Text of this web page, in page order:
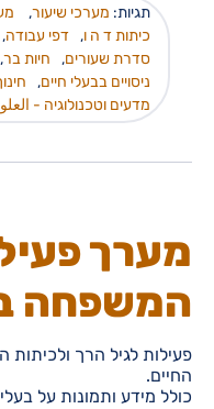
תגיות: מערכי שיעור,
כיתות ד ה ו, דפי עבודה,
סדרת שעורים, חיות בר,
ניסויים בבעלי חיים,
מדעים וטכנולוגיה -
מערך
המשפחה
פעילות לגיל הרך ולכיתות
החיים.
כולל מידע ותמונות על